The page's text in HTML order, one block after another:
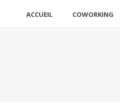
ACCUEIL COWORKING